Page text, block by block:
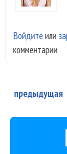
Войдите или
комментарии
Страницы
предыдущая